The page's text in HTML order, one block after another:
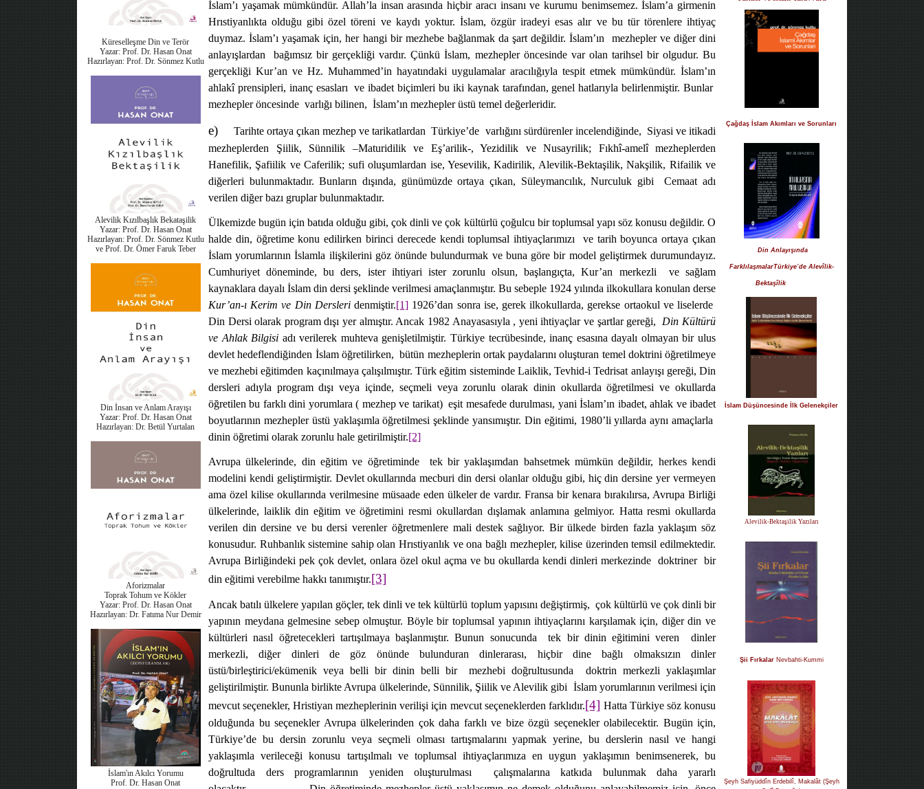
Küreselleşme Din ve Terör
Yazar: Prof. Dr. Hasan Onat
Hazırlayan: Prof. Dr. Sönmez Kutlu
Alevilik Kızılbaşlık Bekataşilik
Yazar: Prof. Dr. Hasan Onat
Hazırlayan: Prof. Dr. Sönmez Kutlu
ve Prof. Dr. Ömer Faruk Teber
Din İnsan ve Anlam Arayışı
Yazar: Prof. Dr. Hasan Onat
Hazırlayan: Dr. Betül Yurtalan
Aforizmalar
Toprak Tohum ve Kökler
Yazar: Prof. Dr. Hasan Onat
Hazırlayan: Dr. Fatıma Nur Demir
İslam'ın Akılcı Yorumu
Prof. Dr. Hasan Onat
İslam’ı yaşamak mümkündür. Allah’la insan arasında hiçbir aracı insanı ve kurumu benimsemez. İslam’a girmenin
Hrıstiyanlıkta olduğu gibi özel töreni ve kaydı yoktur. İslam, özgür iradeyi esas alır ve bu tür törenlere ihtiyaç
duymaz. İslam’ı yaşamak için, her hangi bir mezhebe bağlanmak da şart değildir. İslam’ın
mezhepler ve diğer dini
anlayışlardan
bağımsız bir gerçekliği vardır. Çünkü İslam, mezhepler öncesinde var olan tarihsel bir olgudur. Bu
gerçekliği Kur’an ve Hz. Muhammed’in hayatındaki uygulamalar aracılığıyla tespit etmek mümkündür. İslam’ın
ahlakî prensipleri, inanç esasları
ve ibadet biçimleri bu iki kaynak tarafından, genel hatlarıyla belirlenmiştir. Bunlar
mezhepler öncesinde varlığı bilinen, İslam’ın mezhepler üstü temel değerleridir.
e) Tarihte ortaya çıkan mezhep ve tarikatlardan Türkiye’de varlığını sürdürenler incelendiğinde, Siyasi ve itikadi
mezheplerden Şiilik, Sünnilik –Maturidilik ve Eş’arilik-, Yezidilik ve Nusayrilik; Fıkhî-amelî mezheplerden
Hanefilik, Şafiilik ve Caferilik; sufi oluşumlardan ise, Yesevilik, Kadirilik, Alevilik-Bektaşilik, Nakşilik, Rifailik ve
diğerleri bulunmaktadır. Bunların dışında, günümüzde ortaya çıkan, Süleymancılık, Nurculuk gibi
Cemaat adı
verilen diğer bazı gruplar bulunmaktadır.
Ülkemizde bugün için batıda olduğu gibi, çok dinli ve çok kültürlü çoğulcu bir toplumsal yapı söz konusu değildir. O
halde din, öğretime konu edilirken birinci derecede kendi toplumsal ihtiyaçlarımızı
ve tarih boyunca ortaya çıkan
İslam yorumlarının İslamla ilişkilerini göz önünde bulundurmak ve buna göre bir model geliştirmek durumundayız.
Cumhuriyet döneminde, bu ders, ister ihtiyari ister zorunlu olsun, başlangıçta, Kur’an merkezli
ve sağlam
kaynaklara dayalı İslam din dersi şeklinde verilmesi amaçlanmıştır. Bu sebeple 1924 yılında ilkokullara konulan derse
Kur’an-ı Kerim ve Din Dersleridenmiştir.[1] 1926’dan sonra ise, gerek ilkokullarda, gerekse ortaokul ve liselerde
Din Dersi olarak program dışı yer almıştır. Ancak 1982 Anayasasıyla , yeni ihtiyaçlar ve şartlar gereği,
Din Kültürü
ve Ahlak Bilgisi adı verilerek muhteva genişletilmiştir. Türkiye tecrübesinde, inanç esasına dayalı olmayan bir ulus
devlet hedeflendiğinden İslam öğretilirken, bütün mezheplerin ortak paydalarını oluşturan temel doktrini öğretilmeye
ve mezhebi eğitimden kaçınılmaya çalışılmıştır. Türk eğitim sisteminde Laiklik, Tevhid-i Tedrisat anlayışı gereği, Din
dersleri adıyla program dışı veya içinde, seçmeli veya zorunlu olarak dinin okullarda öğretilmesi ve okullarda
öğretilen bu farklı dini yorumlara ( mezhep ve tarikat) eşit mesafede durulması, yani İslam’ın ibadet, ahlak ve ibadet
boyutlarının mezhepler üstü yaklaşımla öğretilmesi şeklinde yansımıştır. Din eğitimi, 1980’li yıllarda aynı amaçlarla
dinin öğretimi olarak zorunlu hale getirilmiştir.[2]
Avrupa ülkelerinde, din eğitim ve öğretiminde
tek bir yaklaşımdan bahsetmek mümkün değildir, herkes kendi
modelini kendi geliştirmiştir. Devlet okullarında mecburi din dersi olanlar olduğu gibi, hiç din dersine yer vermeyen
ama özel kilise okullarında verilmesine müsaade eden ülkeler de vardır. Fransa bir kenara bırakılırsa, Avrupa Birliği
ülkelerinde, laiklik din eğitim ve öğretimini resmi okullardan dışlamak anlamına gelmiyor. Hatta resmi okullarda
verilen din dersine ve bu dersi verenler öğretmenlere mali destek sağlıyor. Bir ülkede birden fazla yaklaşım söz
konusudur. Ruhbanlık sistemine sahip olan Hrıstiyanlık ve ona bağlı mezhepler, kilise üzerinden temsil edilmektedir.
Avrupa Birliğindeki pek çok devlet, onlara özel okul açma ve bu okullarda kendi dinleri merkezinde doktriner bir
din eğitimi verebilme hakkı tanımıştır.[3]
Ancak batılı ülkelere yapılan göçler, tek dinli ve tek kültürlü toplum yapısını değiştirmiş, çok kültürlü ve çok dinli bir
yapının meydana gelmesine sebep olmuştur. Böyle bir toplumsal yapının ihtiyaçlarını karşılamak için, diğer din ve
kültürleri nasıl öğretecekleri tartışılmaya başlanmıştır. Bunun sonucunda
tek bir dinin eğitimini veren
dinler
merkezli, diğer dinleri de göz önünde bulunduran dinlerarası, hiçbir dine bağlı olmaksızın dinler
üstü/birleştirici/ekümenik veya belli bir dinin belli bir
mezhebi doğrultusunda
doktrin merkezli yaklaşımlar
geliştirilmiştir. Bununla birlikte Avrupa ülkelerinde, Sünnilik, Şiilik ve Alevilik gibi İslam yorumlarının verilmesi için
mevcut seçenekler, Hristiyan mezheplerinin verilişi için mevcut seçeneklerden farklıdır.[4] Hatta Türkiye söz konusu
olduğunda bu seçenekler Avrupa ülkelerinden çok daha farklı ve bize özgü seçenekler olabilecektir. Bugün için,
Türkiye’de bu dersin zorunlu veya seçmeli olması tartışmalarını yapmak yerine, bu derslerin nasıl ve hangi
yaklaşımla verileceği konusu tartışılmalı ve toplumsal ihtiyaçlarımıza en uygun yaklaşımın benimsenerek, bu
doğrultuda ders programlarının yeniden oluşturulması
çalışmalarına katkıda bulunmak daha yararlı
Çağdaş İslam Akımları ve Sorunları
Din Anlayışında
FarklılaşmalarTürkiye’de Alevîlik-
Bektaşîlik
İslam Düşüncesinde İlk Gelenekçiler
Alevilik-Bektaşilik Yazıları
Şii Fırkalar Nevbahti-Kummi
Şeyh Safiyüddîn Erdebilî, Makalât (Şeyh